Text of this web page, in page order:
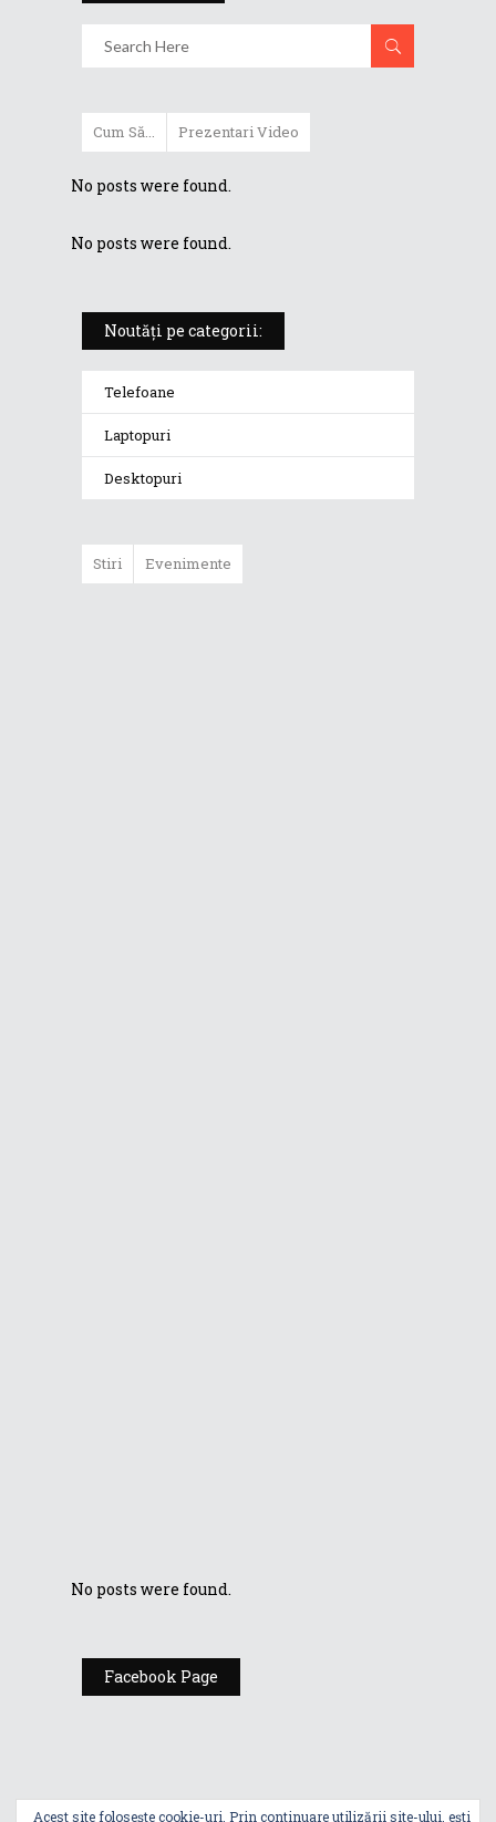
Cum Să... Prezentari Video
No posts were found.
No posts were found.
Noutăți pe categorii:
Telefoane
Laptopuri
Desktopuri
Stiri Evenimente
No posts were found.
Facebook Page
Acest site folosește cookie-uri. Prin continuare utilizării site-ului, ești